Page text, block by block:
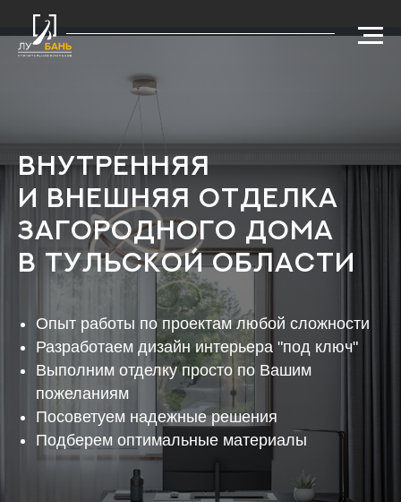
Внутренняя
и внешняя отделка
загородного дома
в Тульской области
Опыт работы по проектам любой сложности
Разработаем дизайн интерьера "под ключ"
Выполним отделку просто по Вашим
пожеланиям
Посоветуем надежные решения
Подберем оптимальные материалы